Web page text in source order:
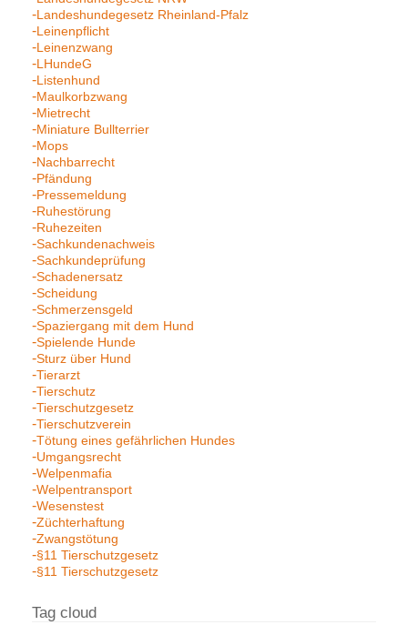
Landeshundegesetz Rheinland-Pfalz
Leinenpflicht
Leinenzwang
LHundeG
Listenhund
Maulkorbzwang
Mietrecht
Miniature Bullterrier
Mops
Nachbarrecht
Pfändung
Pressemeldung
Ruhestörung
Ruhezeiten
Sachkundenachweis
Sachkundeprüfung
Schadenersatz
Scheidung
Schmerzensgeld
Spaziergang mit dem Hund
Spielende Hunde
Sturz über Hund
Tierarzt
Tierschutz
Tierschutzgesetz
Tierschutzverein
Tötung eines gefährlichen Hundes
Umgangsrecht
Welpenmafia
Welpentransport
Wesenstest
Züchterhaftung
Zwangstötung
§11 Tierschutzgesetz
§11 Tierschutzgesetz